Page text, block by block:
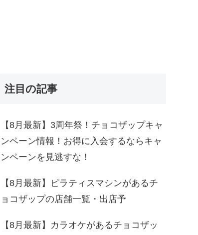
注目の記事
【8月最新】3周年祭！チョコザップキャ
ンペーン情報！お得に入会するならキャ
ンペーンを見逃すな！
【8月最新】ピラティスマシンがあるチ
ョコザップの店舗一覧・出店予
【8月最新】カラオケがあるチョコザッ